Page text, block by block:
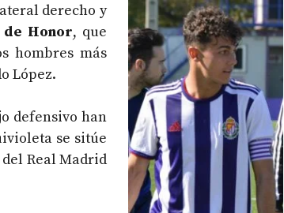
derecho y
de Honor, que
hombres más
López.
defensivo han
se sitúe
Real Madrid